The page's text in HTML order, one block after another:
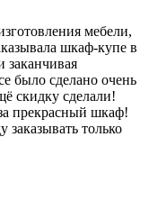
мебели,
шкаф-купе в
заканчивая
было сделано очень
скидку сделали!
прекрасный шкаф!
заказывать только